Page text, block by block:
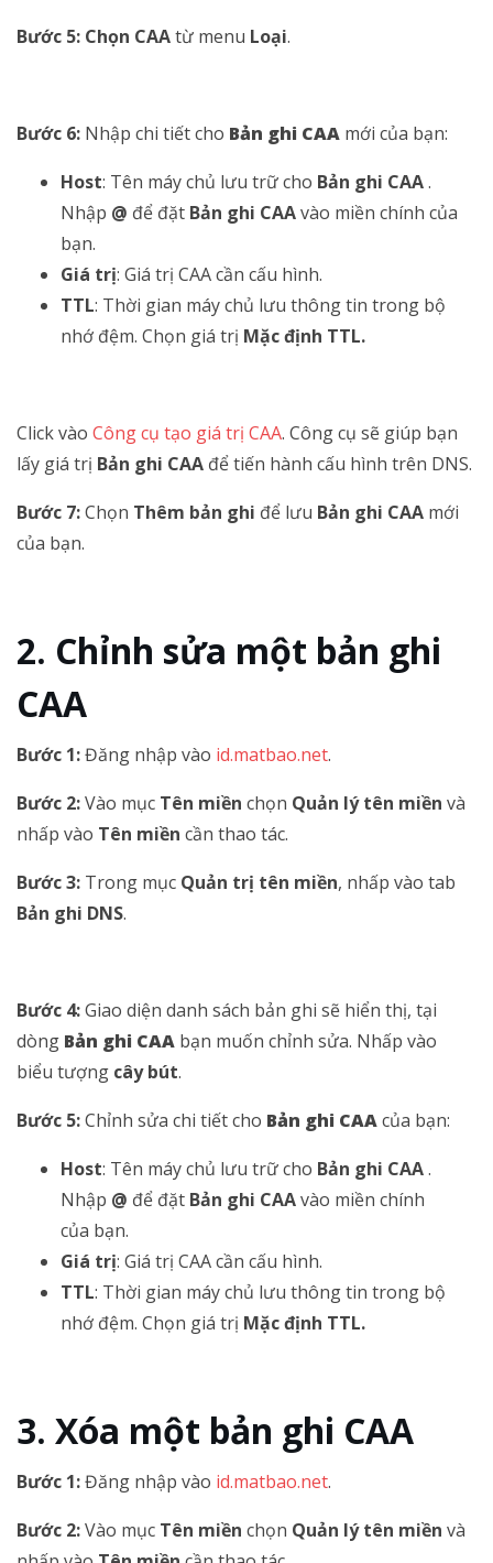
Bước 5: Chọn CAAtừ menu Loại.
Bước 6: Nhập chi tiết cho Bản ghi CAA mới của bạn:
Host: Tên máy chủ lưu trữ cho Bản ghi CAA.
Nhập @ để đặt Bản ghi CAAvào miền chính của
bạn.
Giá trị: Giá trị CAA cần cấu hình.
TTL: Thời gian máy chủ lưu thông tin trong bộ
nhớ đệm. Chọn giá trị Mặc định TTL.
Click vào Công cụ tạo giá trị CAA. Công cụ sẽ giúp bạn
lấy giá trị Bản ghi CAA để tiến hành cấu hình trên DNS.
Bước 7:Chọn Thêm bản ghi để lưu Bản ghi CAA mới
của bạn.
Chỉnh sửa một bản ghi
CAA
Bước 1:Đăng nhập vào id.matbao.net.
Bước 2:Vào mục Tên miền chọn Quản lý tên miền và
nhấp vào Tên miền cần thao tác.
Bước 3: Trong mục Quản trị tên miền, nhấp vào tab
Bản ghi DNS.
Bước 4:Giao diện danh sách bản ghi sẽ hiển thị, tại
dòng Bản ghi CAA bạn muốn chỉnh sửa. Nhấp vào
biểu tượng cây bút.
Bước 5:Chỉnh sửa chi tiết cho Bản ghi CAAcủa bạn:
Host: Tên máy chủ lưu trữ cho Bản ghi CAA.
Nhập @ để đặt Bản ghi CAAvào miền chính
của bạn.
Giá trị: Giá trị CAA cần cấu hình.
TTL: Thời gian máy chủ lưu thông tin trong bộ
nhớ đệm. Chọn giá trị Mặc định TTL.
Xóa một bản ghi CAA
Bước 1:Đăng nhập vào id.matbao.net.
Bước 2:Vào mục Tên miền chọn Quản lý tên miền và